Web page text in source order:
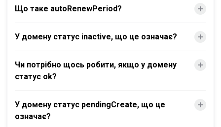
Що таке autoRenewPeriod?
У домену статус inactive, що це означає?
Чи потрібно щось робити, якщо у домену
статус ok?
У домену статус pendingCreate, що це
означає?